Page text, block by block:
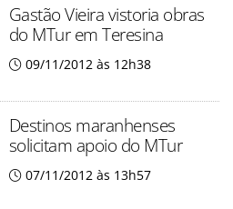
Gastão Vieira vistoria obras
do MTur em Teresina
09/11/2012 às 12h38
Destinos maranhenses
solicitam apoio do MTur
07/11/2012 às 13h57